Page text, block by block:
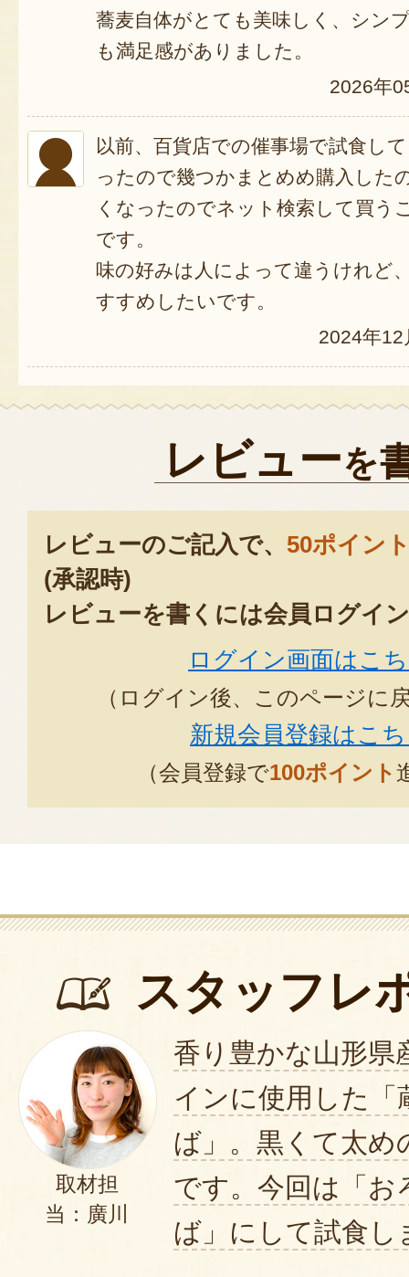
蕎麦自体がとても美味しく、シン
も満足感がありました。
2026年
以前、百貨店での催事場で試食し
ったので幾つかまとめめ購入した
くなったのでネット検索して買う
です。
味の好みは人によって違うけれど
すすめしたいです。
2024年12
レビューを
レビューのご記入で、 50ポイン
(承認時)
レビューを書くには会員ログイ
ログイン画面はこ
（ログイン後、このページに
新規会員登録はこ
（会員登録で100ポイント
スタッフレ
取材担
当：廣川
香り豊かな山形県
インに使用した「
ば」。黒くて太め
です。今回は「お
ば」にして試食し